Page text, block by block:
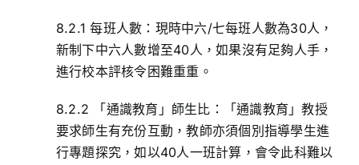
8.2.1 每班人數：現時中六/七每班人數為30人，
新制下中六人數增至40人，如果沒有足夠人手，
進行校本評核令困難重重。
8.2.2 「通識教育」師生比：「通識教育」教授
要求師生有充份互動，教師亦須個別指導學生進
行專題探究，如以40人一班計算，會令此科難以